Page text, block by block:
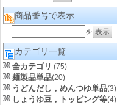
商品番号で表示
を
カテゴリ一覧
全カテゴリ (75)
麺製品単品(20)
うどんだし，めんつゆ単品(3)
しょうゆ豆，トッピング等(4)